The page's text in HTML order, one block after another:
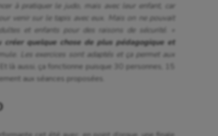
et Paralympiques
Roller-derby
à pratiquer le judo, mais avec leur enfant, car
venir sur le tapis avec eux. Mais on ne pouvait
et enfants pour des raisons de sécurité. »
créer quelque chose de plus pédagogique et
Les exercices sont adaptés et ça permet aux
Et là aussi, ça fonctionne puisque 30 personnes, 15
aux séances proposées.